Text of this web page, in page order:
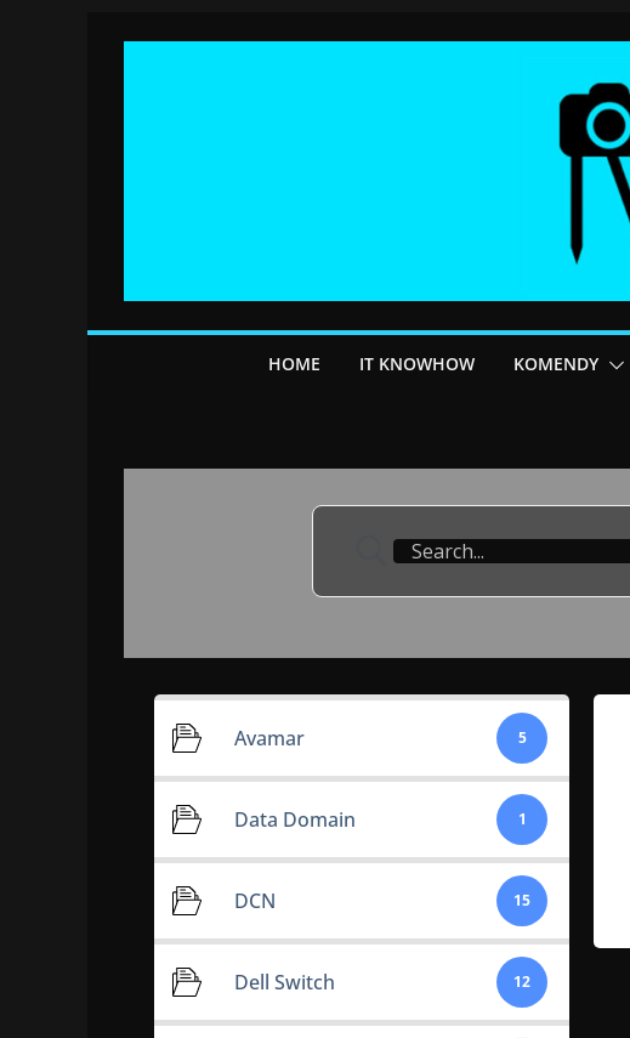
HOME IT KNOWHOW KOMENDY
Avamar 5
Data Domain 1
DCN 15
Dell Switch 12